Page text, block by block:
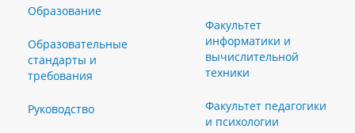
Образование
Образовательные
стандарты и
требования
Руководство
Факультет
информатики и
вычислительной
техники
Факультет педагогики
и психологии